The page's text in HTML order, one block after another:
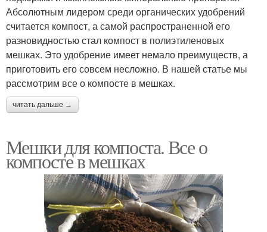
Абсолютным лидером среди органических удобрений
считается компост, а самой распространенной его
разновидностью стал компост в полиэтиленовых
мешках. Это удобрение имеет немало преимуществ, а
приготовить его совсем несложно. В нашей статье мы
рассмотрим все о компосте в мешках.
читать дальше →
Мешки для компоста. Все о
компосте в мешках